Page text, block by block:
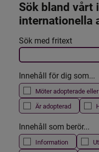
Sök bland vårt
internationella
Filtrera resultatet
Det här formuläret
Sök med fritext
Innehåll för dig som...
Möter adopterade
Är adopterad
Innehåll som berör...
Information